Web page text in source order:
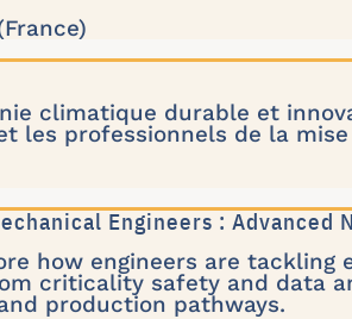
climatique durable et
les professionnels de la mise
Engineers : Advanced
how engineers are tackling
criticality safety and data
production pathways.